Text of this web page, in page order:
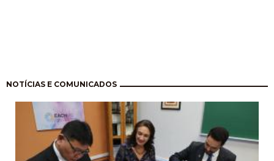
NOTÍCIAS E COMUNICADOS
Pagination